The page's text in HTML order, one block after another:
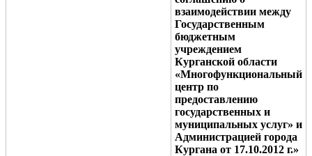
взаимодействии между
Государственным
бюджетным
учреждением
Курганской области
«Многофункциональный
центр по
предоставлению
государственных и
муниципальных услуг» и
Администрацией города
Кургана от 17.10.2012 г.»